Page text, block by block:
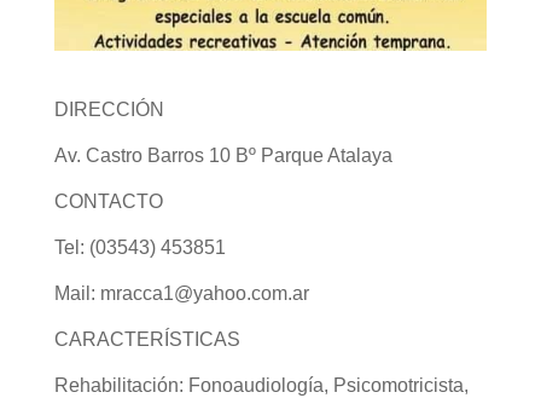
DIRECCIÓN
Av. Castro Barros 10 Bº Parque Atalaya
CONTACTO
Tel: (03543) 453851
Mail: mracca1@yahoo.com.ar
CARACTERÍSTICAS
Rehabilitación: Fonoaudiología, Psicomotricista,